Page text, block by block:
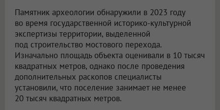
Памятник археологии обнаружили в 2023 году
во время государственной историко-культурной
экспертизы территории, выделенной
под строительство мостового перехода.
Изначально площадь объекта оценивали в 10 тысяч
квадратных метров, однако после проведения
дополнительных раскопов специалисты
установили, что поселение занимает не менее
20 тысяч квадратных метров.